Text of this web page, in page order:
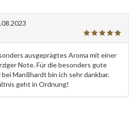
ausgeprägtes Aroma mit einer
Note. Für die besonders gute
Manßhardt bin ich sehr dankbar.
geht in Ordnung!